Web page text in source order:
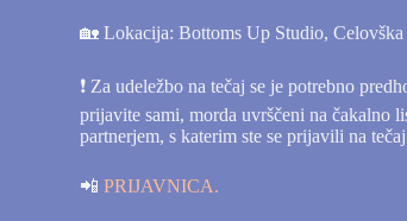
🏡 Lokacija: Bottoms Up Studio,
❗️ Za udeležbo na tečaj se je potrebno
prijavite sami, morda uvrščeni na čakalno
partnerjem, s katerim ste se prijavili na
📲PRIJAVNICA.